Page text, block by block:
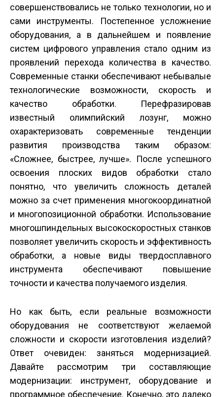
совершенствовались не только технологии, но и
сами инструменты. Постепенное усложнение
оборудования, а в дальнейшем и появление
систем цифрового управления стало одним из
проявлений перехода количества в качество.
Современные станки обеспечивают небывалые
технологические возможности, скорость и
качество обработки. Перефразировав
известный олимпийский лозунг, можно
охарактеризовать современные тенденции
развития производства таким образом:
«Сложнее, быстрее, лучше». После успешного
освоения плоских видов обработки стало
понятно, что увеличить сложность деталей
можно за счет применения многокоординатной
и многопозиционной обработки. Использование
многошпиндельных высокоскоростных станков
позволяет увеличить скорость и эффективность
обработки, а новые виды твердосплавного
инструмента обеспечивают повышение
точности и качества получаемого изделия.
Но как быть, если реальные возможности
оборудования не соответствуют желаемой
сложности и скорости изготовления изделий?
Ответ очевиден: заняться модернизацией.
Давайте рассмотрим три составляющие
модернизации: инструмент, оборудование и
программное обеспечение. Конечно, это далеко